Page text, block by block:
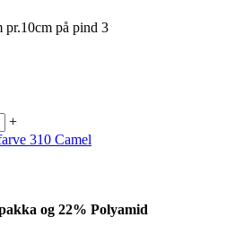
pr.10cm på pind 3
+
og 22% Polyamid